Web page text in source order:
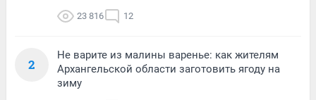
23 816 12
2
Не варите из малины варенье: как жителям
Архангельской области заготовить ягоду на
зиму